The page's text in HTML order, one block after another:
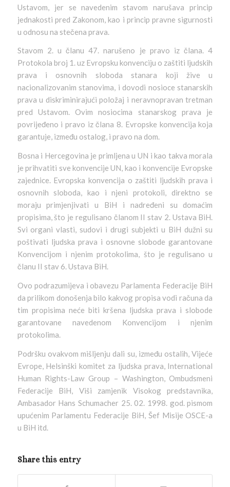
Ustavom, jer se navedenim stavom narušava princip
jednakosti pred Zakonom, kao i princip pravne sigurnosti
u odnosu na stečena prava.
Stavom 2. u članu 47. narušeno je pravo iz člana. 4
Protokola broj 1. uz Evropsku konvenciju o zaštiti ljudskih
prava i osnovnih sloboda stanara koji žive u
nacionalizovanim stanovima, i dovodi nosioce stanarskih
prava u diskriminirajući položaj i neravnopravan tretman
pred Ustavom. Ovim nosiocima stanarskog prava je
povrijeđeno i pravo iz člana 8. Evropske konvencija koja
garantuje, između ostalog, i pravo na dom.
Bosna i Hercegovina je primljena u UN i kao takva morala
je prihvatiti sve konvencije UN, kao i konvencije Evropske
zajednice. Evropska konvencija o zaštiti ljudskih prava i
osnovnih sloboda, kao i njeni protokoli, direktno se
moraju primjenjivati u BiH i nadređeni su domaćim
propisima, što je regulisano članom II stav 2. Ustava BiH.
Svi organi vlasti, sudovi i drugi subjekti u BiH dužni su
poštivati ljudska prava i osnovne slobode garantovane
Konvencijom i njenim protokolima, što je regulisano u
članu II stav 6. Ustava BiH.
Ovo podrazumijeva i obavezu Parlamenta Federacije BiH
da prilikom donošenja bilo kakvog propisa vodi računa da
tim propisima neće biti kršena ljudska prava i slobode
garantovane navedenom Konvencijom i njenim
protokolima.
Podršku ovakvom mišljenju dali su, između ostalih, Vijeće
Evrope, Helsinški komitet za ljudska prava, International
Human Rights-Law Group – Washington, Ombudsmeni
Federacije BiH, Viši zamjenik Visokog predstavnika,
Ambasador Hans Schumacher 25. 02. 1998. god. pismom
upućenim Parlamentu Federacije BiH, Šef Misije OSCE-a
u BiH itd.
Share this entry